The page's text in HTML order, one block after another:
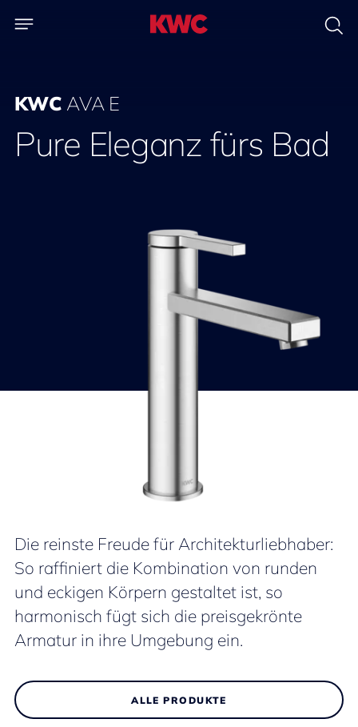
KWC AVA E
Pure Eleganz fürs Bad
Die reinste Freude für Architekturliebhaber:
So raffiniert die Kombination von runden
und eckigen Körpern gestaltet ist, so
harmonisch fügt sich die preisgekrönte
Armatur in ihre Umgebung ein.
ALLE PRODUKTE